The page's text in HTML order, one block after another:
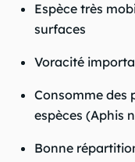
Espèce très
surfaces
Voracité
Consomme des
espèces (Aphis
Bonne